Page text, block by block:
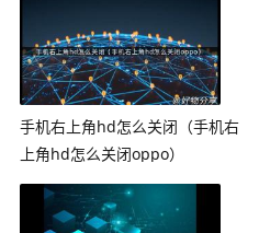
手机右上角hd怎么关闭（手机右
上角hd怎么关闭oppo）